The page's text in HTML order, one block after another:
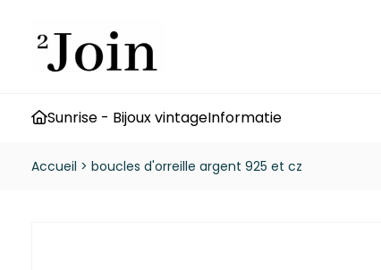
Sunrise - Bijoux vintageInformatie
Accueil > boucles d'orreille argent 925 et cz